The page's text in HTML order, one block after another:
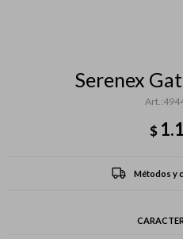
Serenex
$
Métodos y